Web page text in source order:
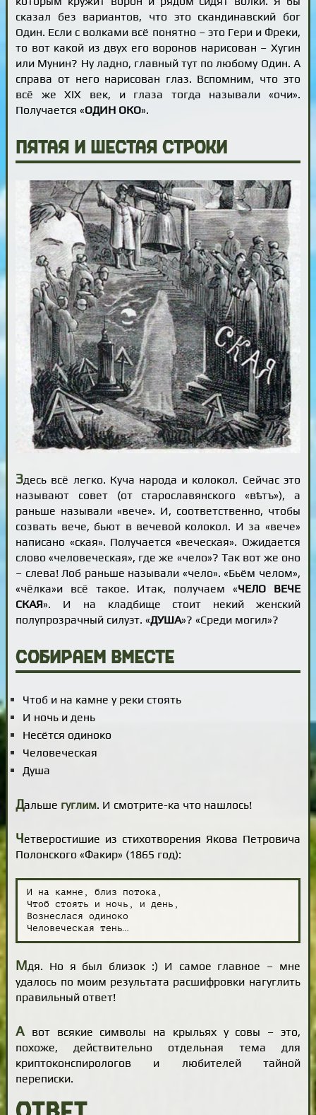
сказал без вариантов, что это скандинавский бог
Один. Если с волками всё понятно – это Гери и Фреки,
то вот какой из двух его воронов нарисован – Хугин
или Мунин? Ну ладно, главный тут по любому Один. А
справа от него нарисован глаз. Вспомним, что это
всё же XIX век, и глаза тогда называли «очи».
Получается «ОДИН ОКО».
Пятая и шестая строки
Здесь всё легко. Куча народа и колокол. Сейчас это
называют совет (от старославянского «вѣтъ»), а
раньше называли «вече». И, соответственно, чтобы
созвать вече, бьют в вечевой колокол. И за «вече»
написано «ская». Получается «веческая». Ожидается
слово «человеческая», где же «чело»? Так вот же оно
– слева! Лоб раньше называли «чело». «Бьём челом»,
«чёлка»и всё такое. Итак, получаем «ЧЕЛО ВЕЧЕ
СКАЯ». И на кладбище стоит некий женский
полупрозрачный силуэт. «ДУША»? «Среди могил»?
Собираем вместе
Чтоб и на камне у реки стоять
И ночь и день
Несётся одиноко
Человеческая
Душа
Дальше гуглим. И смотрите-ка что нашлось!
Четверостишие из стихотворения Якова Петровича
Полонского «Факир» (1865 год):
И на камне, близ потока,
Чтоб стоять и ночь, и день,
Вознеслася одиноко
Человеческая тень…
Мдя. Но я был близок :) И самое главное – мне
удалось по моим результата расшифровки нагуглить
правильный ответ!
А вот всякие символы на крыльях у совы – это,
похоже, действительно отдельная тема для
криптоконспирологов и любителей тайной
переписки.